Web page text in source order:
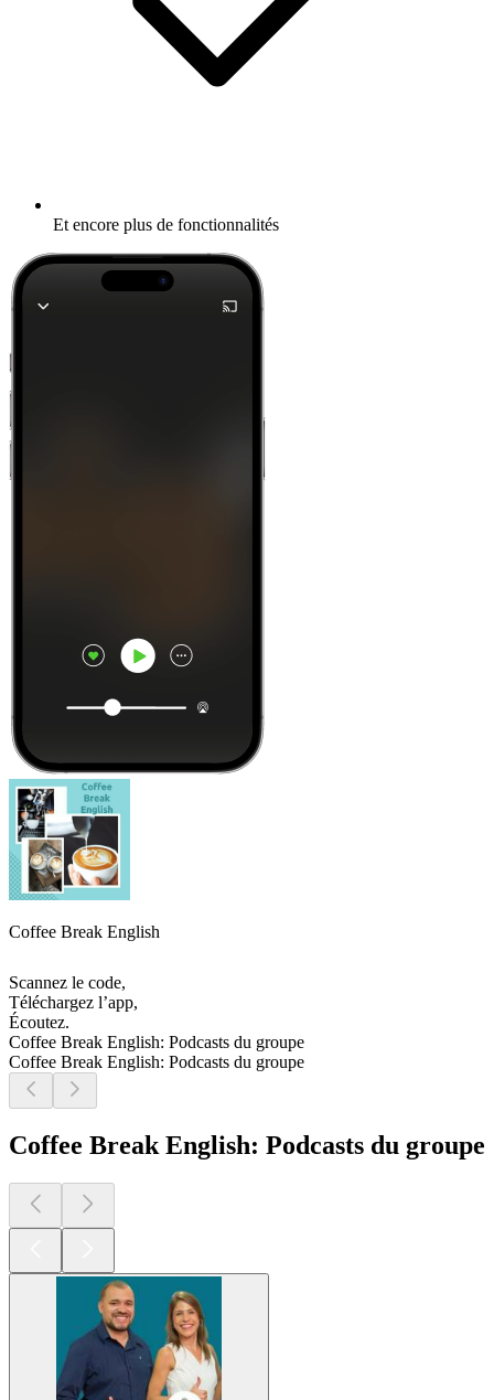
Et encore plus de fonctionnalités
Coffee Break English
Scannez le code,
Téléchargez l’app,
Écoutez.
Coffee Break English: Podcasts du groupe
Coffee Break English: Podcasts du groupe
Coffee Break English: Podcasts du groupe